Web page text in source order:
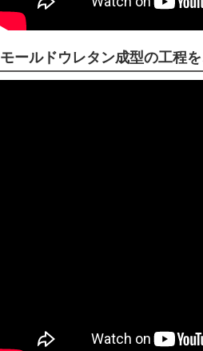
モールドウレタン成型の工程